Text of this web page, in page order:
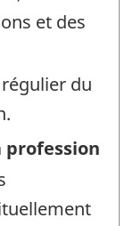
et des
du
profession